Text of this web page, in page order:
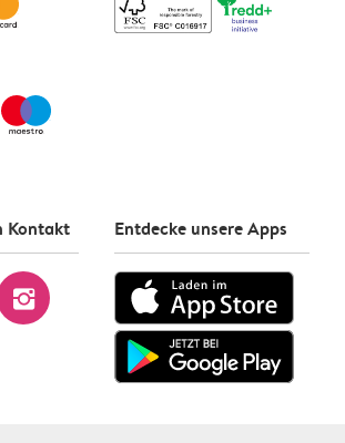
Kontakt
instagram
Entdecke unsere Apps